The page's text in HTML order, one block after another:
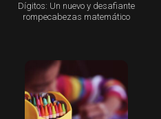
Dígitos: Un nuevo y desafiante
rompecabezas matemático